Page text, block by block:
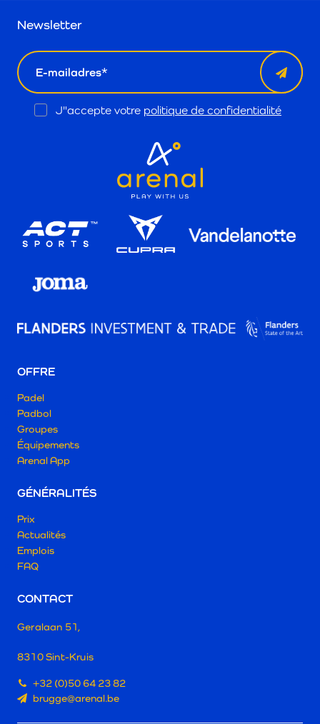
Newsletter
email
Opt
J"accepte votre politique de confidentialité
OFFRE
Padel
Padbol
Groupes
Équipements
Arenal App
GÉNÉRALITÉS
Prix
Actualités
Emplois
FAQ
CONTACT
Geralaan 51,
8310 Sint-Kruis
+32 (0)50 64 23 82
brugge@arenal.be